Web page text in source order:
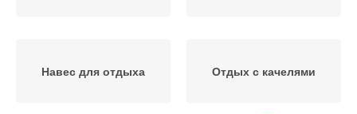
Навес для отдыха Отдых с качелями